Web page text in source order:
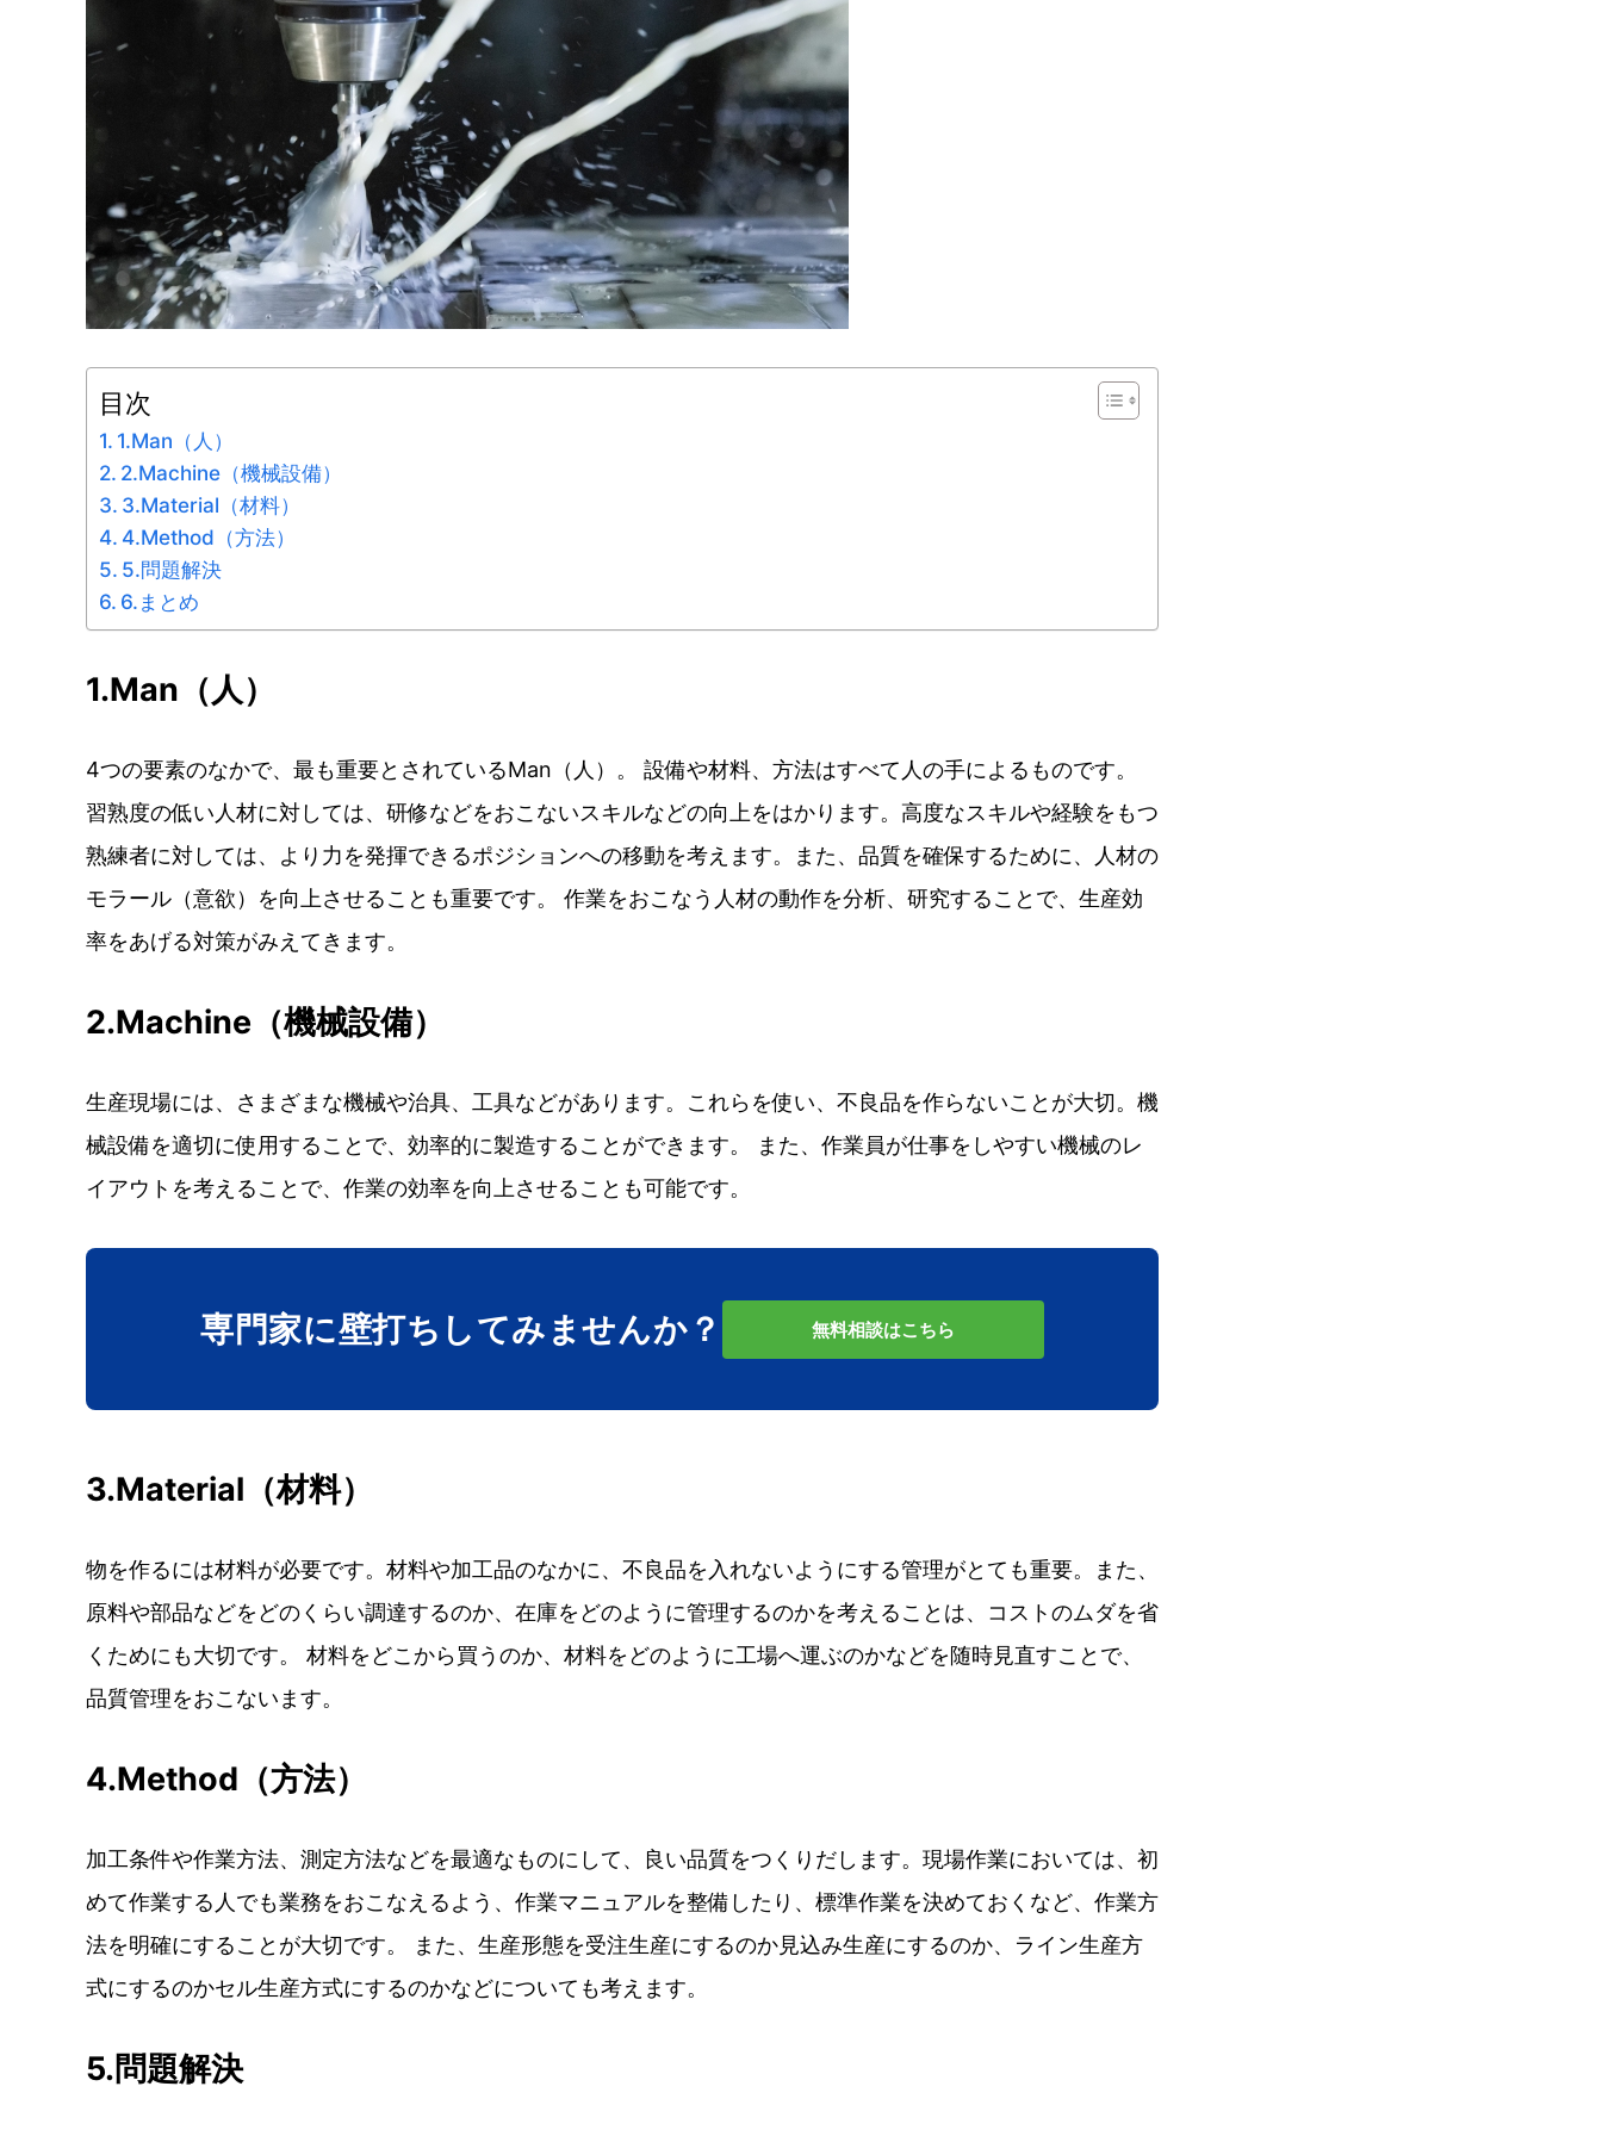
目次
1.Man（人）
2.Machine（機械設備）
3.Material（材料）
4.Method（方法）
5.問題解決
6.まとめ
1.Man（人）
4つの要素のなかで、最も重要とされているMan（人）。 設備や材料、方法はすべて人の手によるものです。
習熟度の低い人材に対しては、研修などをおこないスキルなどの向上をはかります。高度なスキルや経験をもつ
熟練者に対しては、より力を発揮できるポジションへの移動を考えます。また、品質を確保するために、人材の
モラール（意欲）を向上させることも重要です。 作業をおこなう人材の動作を分析、研究することで、生産効
率をあげる対策がみえてきます。
2.Machine（機械設備）
生産現場には、さまざまな機械や治具、工具などがあります。これらを使い、不良品を作らないことが大切。機
械設備を適切に使用することで、効率的に製造することができます。 また、作業員が仕事をしやすい機械のレ
イアウトを考えることで、作業の効率を向上させることも可能です。
専門家に壁打ち してみませんか？ 無料相談はこちら
3.Material（材料）
物を作るには材料が必要です。材料や加工品のなかに、不良品を入れないようにする管理がとても重要。また、
原料や部品などをどのくらい調達するのか、在庫をどのように管理するのかを考えることは、コストのムダを省
くためにも大切です。 材料をどこから買うのか、材料をどのように工場へ運ぶのかなどを随時見直すことで、
品質管理をおこないます。
4.Method（方法）
加工条件や作業方法、測定方法などを最適なものにして、良い品質をつくりだします。現場作業においては、初
めて作業する人でも業務をおこなえるよう、作業マニュアルを整備したり、標準作業を決めておくなど、作業方
法を明確にすることが大切です。 また、生産形態を受注生産にするのか見込み生産にするのか、ライン生産方
式にするのかセル生産方式にするのかなどについても考えます。
5.問題解決